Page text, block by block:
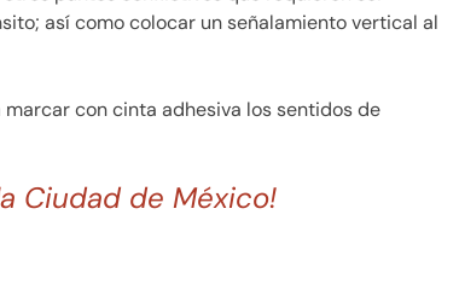
así como colocar un señalamiento vertical al
con cinta adhesiva los sentidos de
Ciudad de México!